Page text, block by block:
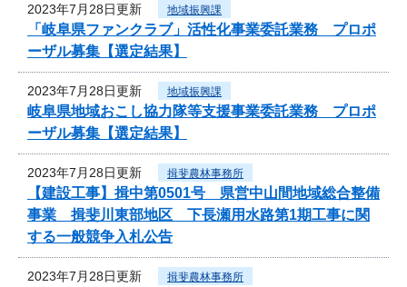
2023年7月28日更新 地域振興課
「岐阜県ファンクラブ」活性化事業委託業務 プロポ
ーザル募集【選定結果】
2023年7月28日更新 地域振興課
岐阜県地域おこし協力隊等支援事業委託業務 プロポ
ーザル募集【選定結果】
2023年7月28日更新 揖斐農林事務所
【建設工事】揖中第0501号 県営中山間地域総合整備
事業 揖斐川東部地区 下長瀬用水路第1期工事に関
する一般競争入札公告
2023年7月28日更新 揖斐農林事務所